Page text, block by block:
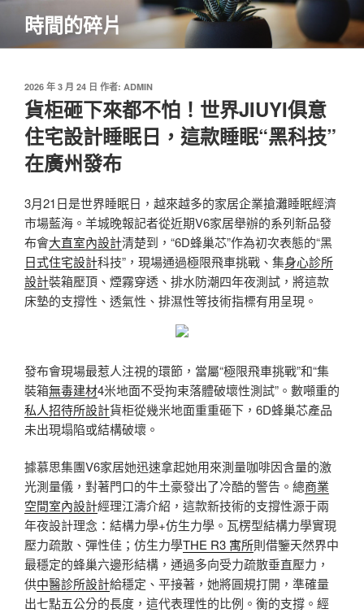
主
時間的碎片
發
佈
於
2026 年 3 月 24 日 作者: ADMIN
貨柜砸下來都不怕！世界JIUYI俱意
住宅設計睡眠日，這款睡眠“黑科技”
在廣州發布
3月21日是世界睡眠日，越來越多的家居企業搶灘睡眠經濟
市場藍海。羊城晚報記者從近期V6家居舉辦的系列新品發
布會大直室內設計清楚到，“6D蜂巢芯”作為初次表態的“黑
日式住宅設計科技”，現場通過極限飛車挑戰、集身心診所
設計裝箱壓頂、煙霧穿透、排水防潮四年夜測試，將這款
床墊的支撐性、透氣性、排濕性等技術指標有用呈現。
發布會現場最惹人注視的環節，當屬“極限飛車挑戰”和“集
裝箱無毒建材4米地面不受拘束落體破壞性測試”。數噸重的
私人招待所設計貨柜從幾米地面重重砸下，6D蜂巢芯產品
未出現塌陷或結構破壞。
據慕思集團V6家居她迅速拿起她用來測量咖啡因含量的激
光測量儀，對著門口的牛土豪發出了冷酷的警告。總商業
空間室內設計經理江濤介紹，這款新技術的支撐性源于兩
年夜設計理念：結構力學+仿生力學。瓦楞型結構力學實現
壓力疏散、彈性佳；仿生力學THE R3 寓所則借鑒天然界中
最穩定的蜂巢六邊形結構，通過多向受力疏散垂直壓力，
供中醫診所設計給穩定、平接著，她將圓規打開，準確量
出七點五公分的長度，這代表理性的比例。衡的支撐。經